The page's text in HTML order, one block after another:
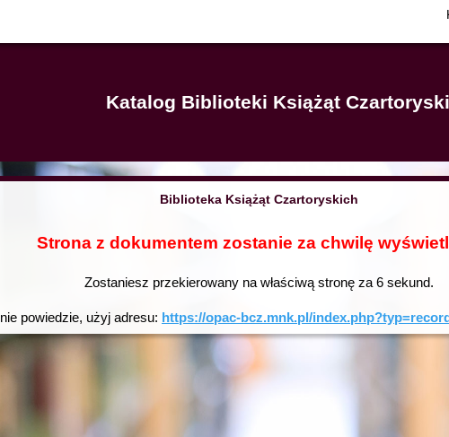
Katalog Biblioteki Książąt
Biblioteka Książąt Czartoryskich
Strona z dokumentem zostanie za chwilę
Zostaniesz przekierowany na właściwą stronę za 6sekund.
powiedzie, użyj adresu: https://opac-bcz.mnk.pl/